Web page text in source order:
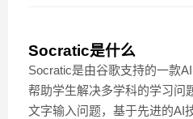
Socratic是什么
Socratic是由谷歌支持的一款
帮助学生解决多学科的学习问
文字输入问题，基于先进的AI